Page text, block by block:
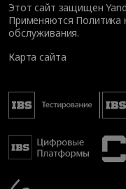
Этот сайт защищен
Применяются Политика
обслуживания.
Карта сайта